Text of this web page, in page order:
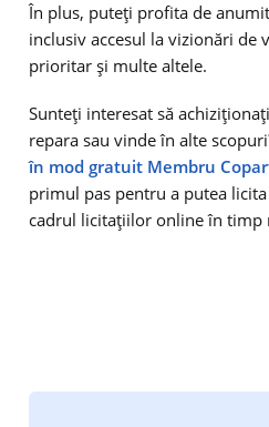
În plus, puteți profita de
inclusiv accesul la vizionări de
prioritar și multe altele.
Sunteți interesat să
repara sau vinde în alte
în mod gratuit Membru
primul pas pentru a putea
cadrul licitațiilor online în timp